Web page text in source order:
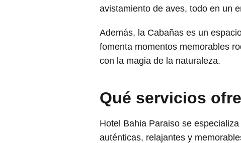
avistamiento de aves, todo en un
Además, la Cabañas es un
fomenta momentos memorables
con la magia de la naturaleza.
Qué servicios
Hotel Bahia Paraiso se
auténticas, relajantes y